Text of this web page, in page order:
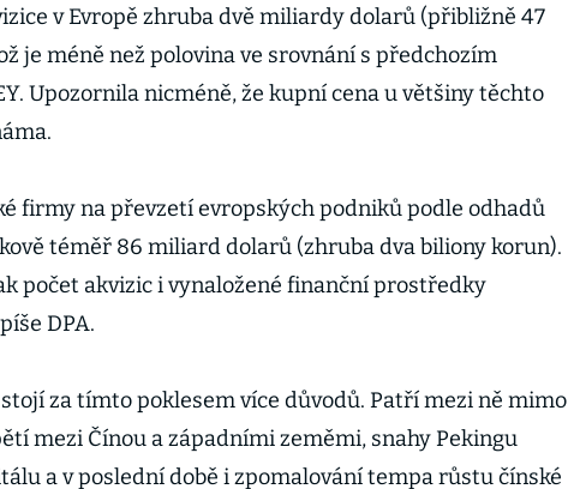
v Evropě zhruba dvě miliardy dolarů (přibližně 47
je méně než polovina ve srovnání s předchozím
Upozornila nicméně, že kupní cena u většiny těchto
firmy na převzetí evropských podniků podle odhadů
téměř 86 miliard dolarů (zhruba dva biliony korun).
počet akvizic i vynaložené finanční prostředky
DPA.
za tímto poklesem více důvodů. Patří mezi ně mimo
mezi Čínou a západními zeměmi, snahy Pekingu
a v poslední době i zpomalování tempa růstu čínské